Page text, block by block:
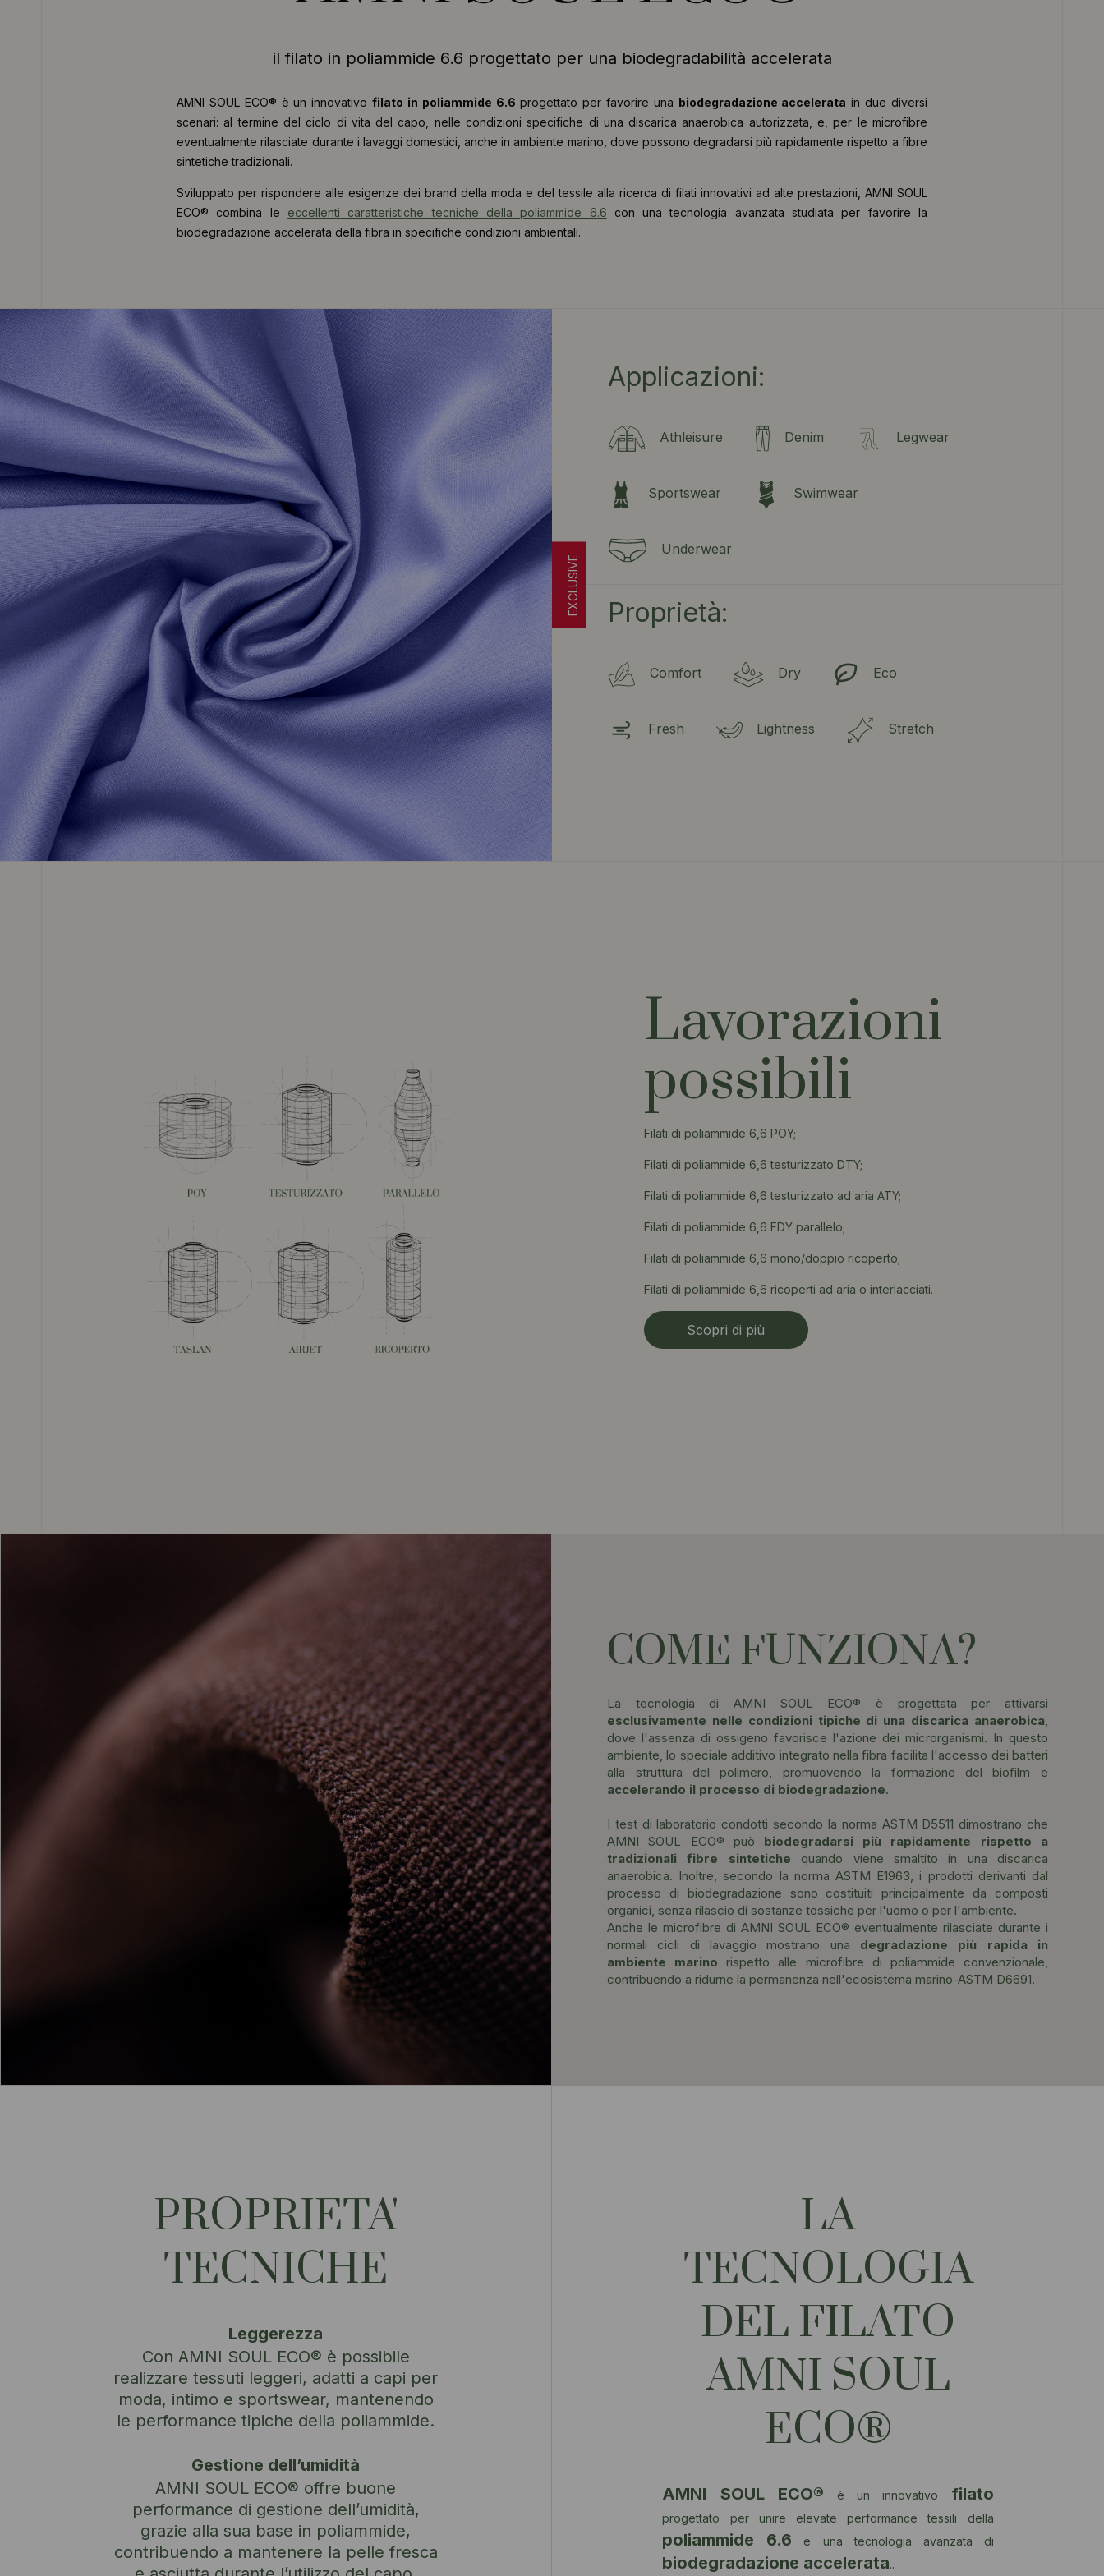
il filato in poliammide 6.6 progettato per una biodegradabilità accelerata
AMNI SOUL ECO® è un innovativofilato in poliammide 6.6 progettato per favorire una biodegradazione accelerata in due diversi
scenari: al termine del ciclo di vita del capo, nelle condizioni specifiche di una discarica anaerobica autorizzata, e, per le microfibre
eventualmente rilasciate durante i lavaggi domestici, anche in ambiente marino, dove possono degradarsi più rapidamente rispetto a fibre
sintetiche tradizionali.
Sviluppato per rispondere alle esigenze dei brand della moda e del tessile alla ricerca di filati innovativi ad alte prestazioni, AMNI SOUL
ECO® combina le eccellenti caratteristiche tecniche della poliammide 6.6 con una tecnologia avanzata studiata per favorire la
biodegradazione accelerata della fibra in specifiche condizioni ambientali.
Applicazioni:
Athleisure Denim Legwear
Sportswear Swimwear
Underwear
Proprietà:
Comfort Dry Eco
Fresh Lightness Stretch
Lavorazioni
possibili
Filati di poliammide 6,6 POY;
Filati di poliammide 6,6 testurizzato DTY;
Filati di poliammide 6,6 testurizzato ad aria ATY;
Filati di poliammide 6,6 FDY parallelo;
Filati di poliammide 6,6 mono/doppio ricoperto;
Filati di poliammide 6,6 ricoperti ad aria o interlacciati.
Scopri di più
COME FUNZIONA?
La tecnologia di AMNI SOUL ECO® è progettata per attivarsi
esclusivamente nelle condizioni tipiche di una discarica anaerobica
dove l'assenza di ossigeno favorisce l'azione dei microrganismi. In questo
ambiente, lo speciale additivo integrato nella fibra facilita l'accesso dei batteri
alla struttura del polimero, promuovendo la formazione del biofilm e
accelerando il processo di biodegradazione.
I test di laboratorio condotti secondo la norma ASTM D5511 dimostrano che
AMNI SOUL ECO® può biodegradarsi più rapidamente rispetto a
tradizionali fibre sintetiche quando viene smaltito in una discarica
anaerobica. Inoltre, secondo la norma ASTM E1963, i prodotti derivanti dal
processo di biodegradazione sono costituiti principalmente da composti
organici, senza rilascio di sostanze tossiche per l'uomo o per l'ambiente.
Anche le microfibre di AMNI SOUL ECO® eventualmente rilasciate durante i
normali cicli di lavaggio mostrano una degradazione più rapida in
ambiente marinorispetto alle microfibre di poliammide convenzionale,
contribuendo a ridurne la permanenza nell'ecosistema marino-ASTM D6691.
PROPRIETA'
TECNICHE
Leggerezza
Con AMNI SOUL ECO® è possibile
realizzare tessuti leggeri, adatti a capi per
moda, intimo e sportswear, mantenendo
le performance tipiche della poliammide.
Gestione dell’umidità
AMNI SOUL ECO® offre buone
performance di gestione dell’umidità,
grazie alla sua base in poliammide,
contribuendo a mantenere la pelle fresca
LA
TECNOLOGIA
DEL FILATO
AMNI SOUL
ECO®
AMNI SOUL ECO® è un innovativo filato
progettato per unire elevate performance tessili della
poliammide 6.6 e una tecnologia avanzata di
biodegradazione accelerata..